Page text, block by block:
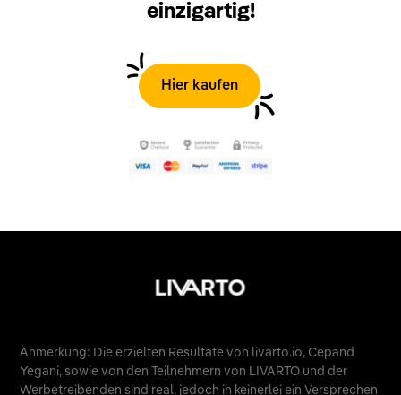
einzigartig!
Hier kaufen
Anmerkung: Die erzielten Resultate von livarto.io, Cepand
Yegani, sowie von den Teilnehmern von LIVARTO und der
Werbetreibenden sind real, jedoch in keinerlei ein Versprechen